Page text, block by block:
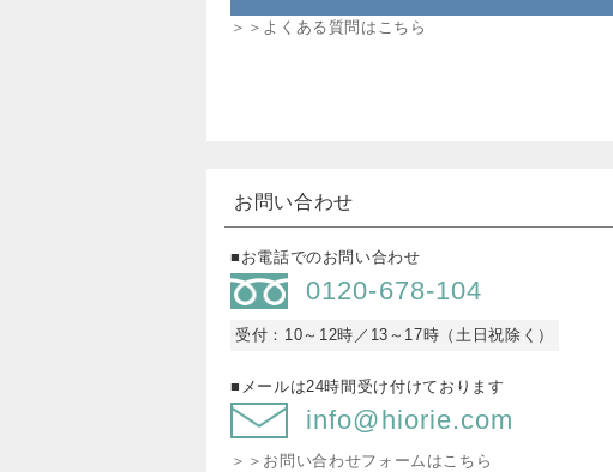
＞＞よくある質問はこちら
お問い合わせ
■お電話でのお問い合わせ
0120-678-104
受付：10～12時／13～17時（土日祝除く）
■メールは24時間受け付けております
info@hiorie.com
＞＞お問い合わせフォームはこちら